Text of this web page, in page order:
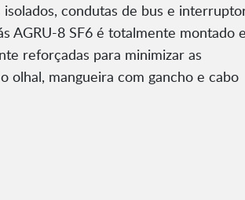
condutas de bus e
AGRU-8 SF6 é totalmente montado
reforçadas para minimizar as
olhal, mangueira com gancho e cabo